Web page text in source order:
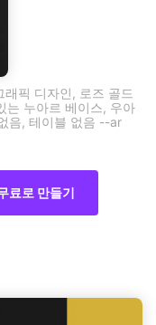
픽 디자인, 로즈 골드
는 누아르 베이스, 우아
음, 테이블 없음 --ar
료로 만들기